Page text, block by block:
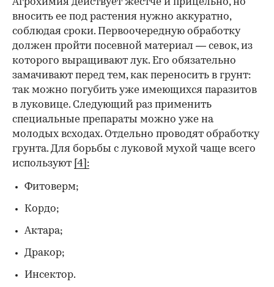
Агрохимия действует жестче и прицельно, но
вносить ее под растения нужно аккуратно,
соблюдая сроки. Первоочередную обработку
должен пройти посевной материал — севок, из
которого выращивают лук. Его обязательно
замачивают перед тем, как переносить в грунт:
так можно погубить уже имеющихся паразитов
в луковице. Следующий раз применить
специальные препараты можно уже на
молодых всходах. Отдельно проводят обработку
грунта. Для борьбы с луковой мухой чаще всего
используют [4]:
Фитоверм;
Кордо;
Актара;
Дракор;
Инсектор.